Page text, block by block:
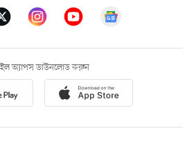
অ্যাপস ডাউনলোড করুন